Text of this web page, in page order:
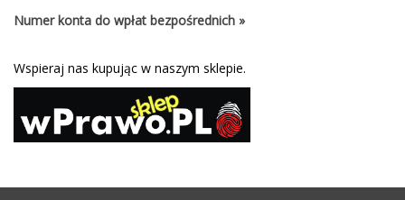
Numer konta do wpłat bezpośrednich »
Wspieraj nas kupując w naszym sklepie.